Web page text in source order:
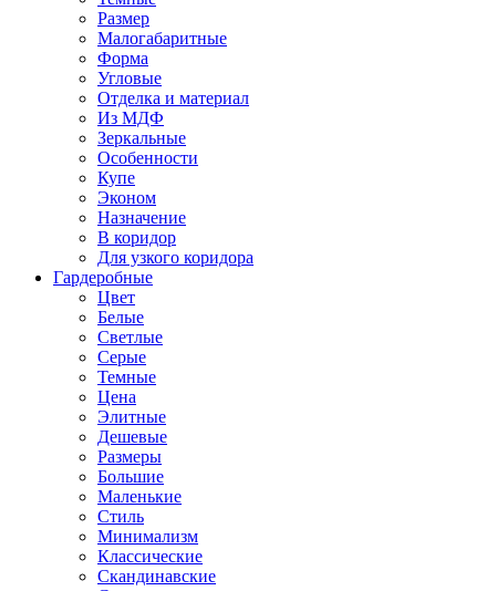
Размер
Малогабаритные
Форма
Угловые
Отделка и материал
Из МДФ
Зеркальные
Особенности
Купе
Эконом
Назначение
В коридор
Для узкого коридора
Гардеробные
Цвет
Белые
Светлые
Серые
Темные
Цена
Элитные
Дешевые
Размеры
Большие
Маленькие
Стиль
Минимализм
Классические
Скандинавские